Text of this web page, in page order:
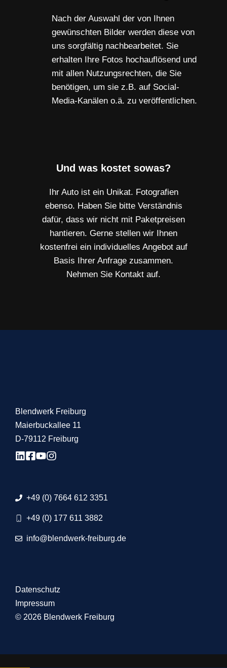
Nach der Auswahl der von Ihnen
gewünschten Bilder werden diese von
uns sorgfältig nachbearbeitet. Sie
erhalten Ihre Fotos hochauflösend und
mit allen Nutzungsrechten, die Sie
benötigen, um sie z.B. auf Social-
Media-Kanälen o.ä. zu veröffentlichen.
Und was kostet sowas?
Ihr Auto ist ein Unikat. Fotografien
ebenso. Haben Sie bitte Verständnis
dafür, dass wir nicht mit Paketpreisen
hantieren. Gerne stellen wir Ihnen
kostenfrei ein individuelles Angebot auf
Basis Ihrer Anfrage zusammen.
Nehmen Sie Kontakt auf.
Blendwerk Freiburg
Maierbuckallee 11
D-79112 Freiburg
+49 (0) 7664 612 3351
+49 (0) 177 611 3882
info@blendwerk-freiburg.de
Datenschutz
Impressum
© 2026 Blendwerk Freiburg